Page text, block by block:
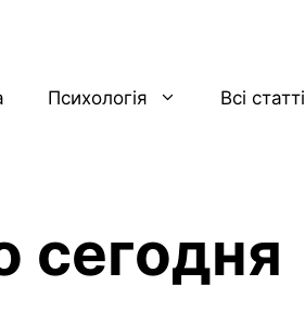
Психологія Всі статті
сегодня